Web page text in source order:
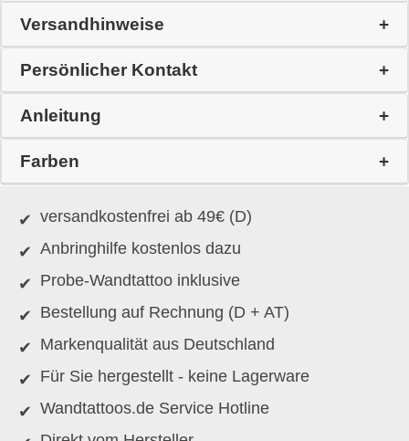
Versandhinweise
Persönlicher Kontakt
Anleitung
Farben
versandkostenfrei ab 49€ (D)
Anbringhilfe kostenlos dazu
Probe-Wandtattoo inklusive
Bestellung auf Rechnung (D + AT)
Markenqualität aus Deutschland
Für Sie hergestellt - keine Lagerware
Wandtattoos.de Service Hotline